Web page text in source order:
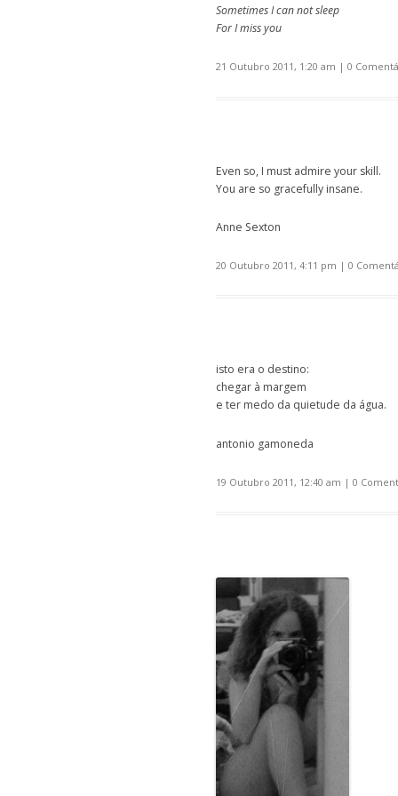
Sometimes I can not sleep
For I miss you
21 Outubro 2011, 1:20 am | 0
Even so, I must admire your skill.
You are so gracefully insane.
Anne Sexton
20 Outubro 2011, 4:11 pm | 0
isto era o destino:
chegar à margem
e ter medo da quietude da água.
antonio gamoneda
19 Outubro 2011, 12:40 am | 0